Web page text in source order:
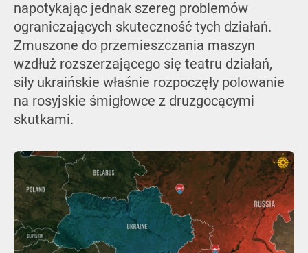
napotykając jednak szereg problemów
ograniczających skuteczność tych działań.
Zmuszone do przemieszczania maszyn
wzdłuż rozszerzającego się teatru działań,
siły ukraińskie właśnie rozpoczęły polowanie
na rosyjskie śmigłowce z druzgocącymi
skutkami.